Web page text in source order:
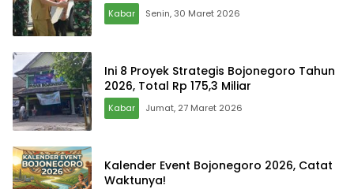
Kabar Senin, 30 Maret 2026
Ini 8 Proyek Strategis Bojonegoro Tahun
2026, Total Rp 175,3 Miliar
Kabar Jumat, 27 Maret 2026
Kalender Event Bojonegoro 2026, Catat
Waktunya!